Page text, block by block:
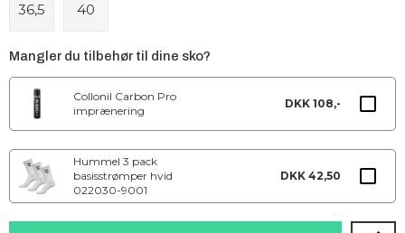
36,5 40
Mangler du tilbehør til dine sko?
Collonil Carbon Pro
imprænering
DKK 108,-
Hummel 3 pack
basisstrømper hvid
022030-9001
DKK 42,50